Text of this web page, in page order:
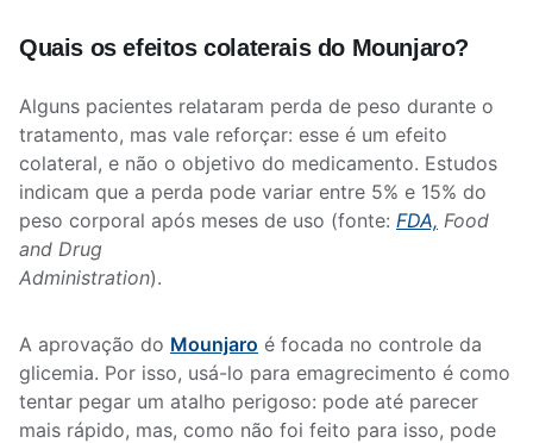
Quais os efeitos colaterais do Mounjaro?
Alguns pacientes relataram perda de peso durante o
tratamento, mas vale reforçar: esse é um efeito
colateral, e não o objetivo do medicamento. Estudos
indicam que a perda pode variar entre 5% e 15% do
peso corporal após meses de uso (fonte: FDA, Food
and Drug
Administration).
A aprovação do Mounjaro é focada no controle da
glicemia. Por isso, usá-lo para emagrecimento é como
tentar pegar um atalho perigoso: pode até parecer
mais rápido, mas, como não foi feito para isso, pode